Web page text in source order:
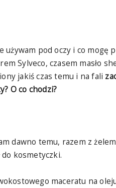
używam pod oczy i co mogę
Sylveco, czasem masło
jakiś czas temu i na fali
O co chodzi?
dawno temu, razem z
do kosmetyczki.
maceratu na